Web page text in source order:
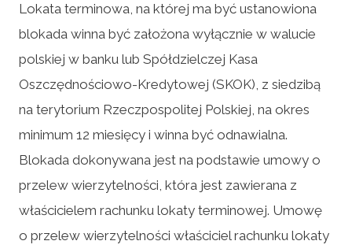
Lokata terminowa, na której ma być ustanowiona
blokada winna być założona wyłącznie w walucie
polskiej w banku lub Spółdzielczej Kasa
Oszczędnościowo-Kredytowej (SKOK), z siedzibą
na terytorium Rzeczpospolitej Polskiej, na okres
minimum 12 miesięcy i winna być odnawialna.
Blokada dokonywana jest na podstawie umowy o
przelew wierzytelności, która jest zawierana z
właścicielem rachunku lokaty terminowej. Umowę
o przelew wierzytelności właściciel rachunku lokaty